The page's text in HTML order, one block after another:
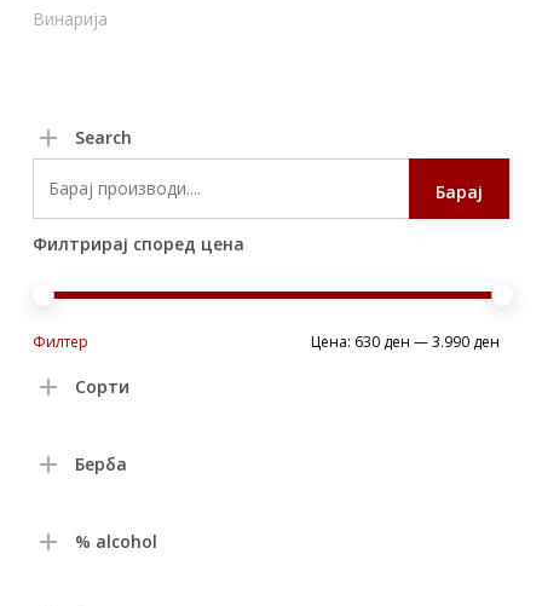
Винарија
Search
Барај
Филтрирај според цена
Филтер Цена: 630 ден —3.990 ден
Сорти
Берба
% alcohol